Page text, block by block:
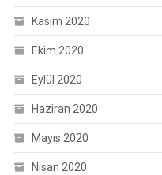
Kasım 2020
Ekim 2020
Eylül 2020
Haziran 2020
Mayıs 2020
Nisan 2020